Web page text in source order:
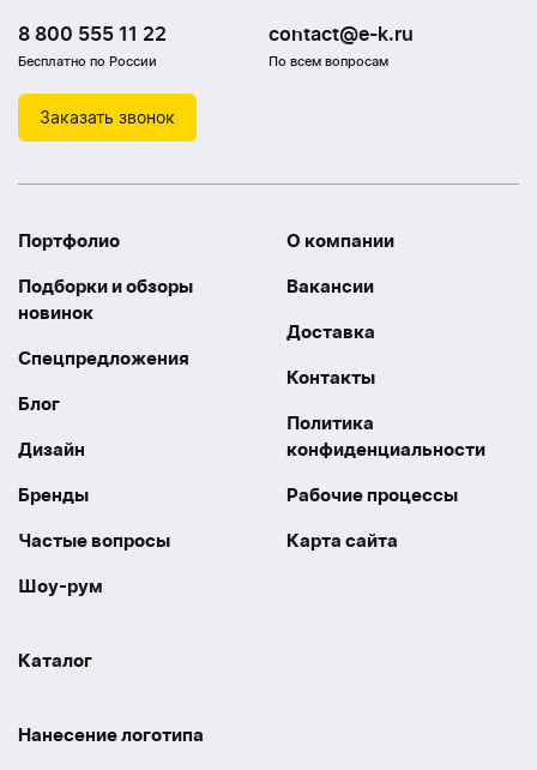
8 800 555 11 22
Бесплатно по России
contact@e-k.ru
По всем вопросам
Заказать звонок
Портфолио
Подборки и обзоры
новинок
Спецпредложения
Блог
Дизайн
Бренды
Частые вопросы
Шоу-рум
О компании
Вакансии
Доставка
Контакты
Политика
конфиденциальности
Рабочие процессы
Карта сайта
Каталог
Нанесение логотипа